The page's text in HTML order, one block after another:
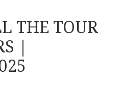
THE TOUR
|